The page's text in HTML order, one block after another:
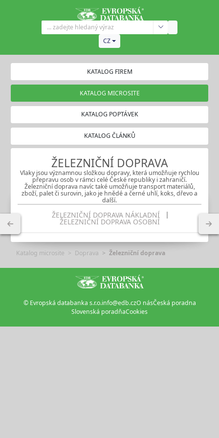
CZ
KATALOG FIREM
KATALOG MICROSITE
KATALOG POPTÁVEK
KATALOG ČLÁNKŮ
ŽELEZNIČNÍ DOPRAVA
Vlaky jsou významnou složkou dopravy, která umožňuje rychlou
přepravu osob v rámci celé České republiky i zahraničí.
Železniční doprava navíc také umožňuje transport materiálů,
zboží, palet či surovin, jako je hnědé a černé uhlí, koks, dřevo a
další.
ŽELEZNIČNÍ DOPRAVA NÁKLADNÍ
ŽELEZNIČNÍ DOPRAVA OSOBNÍ
Katalog microsite Doprava Železniční doprava
© Evropská databanka s.r.o.info@edb.czO násČeská poradna
Slovenská poradňaCookies